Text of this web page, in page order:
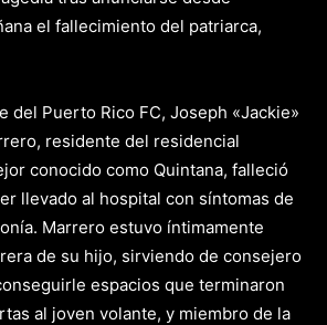
el fallecimiento del patriarca,
del Puerto Rico FC, Joseph «Jackie»
residente del residencial
conocido como Quintana, falleció
llevado al hospital con síntomas de
Marrero estuvo íntimamente
de su hijo, sirviendo de consejero
espacios que terminaron
al joven volante, y miembro de la